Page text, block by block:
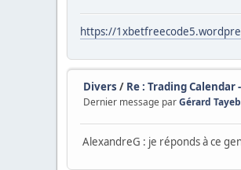
https://
Divers / Re : Trading Calendar
Dernier message parGérard Tayeb
AlexandreG : je réponds à ce